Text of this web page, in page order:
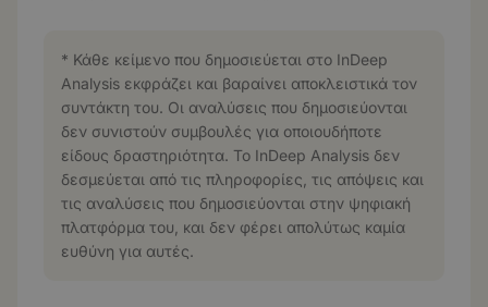
* Κάθε κείμενο που δημοσιεύεται στο InDeep
Analysis εκφράζει και βαραίνει αποκλειστικά τον
συντάκτη του. Οι αναλύσεις που δημοσιεύονται
δεν συνιστούν συμβουλές για οποιουδήποτε
είδους δραστηριότητα. Το InDeep Analysis δεν
δεσμεύεται από τις πληροφορίες, τις απόψεις και
τις αναλύσεις που δημοσιεύονται στην ψηφιακή
πλατφόρμα του, και δεν φέρει απολύτως καμία
ευθύνη για αυτές.